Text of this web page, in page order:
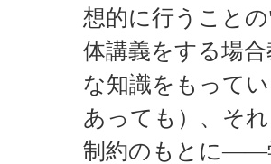
想的に行うこと
体講義をする場
な知識をもって
あっても）、そ
制約のもとに――